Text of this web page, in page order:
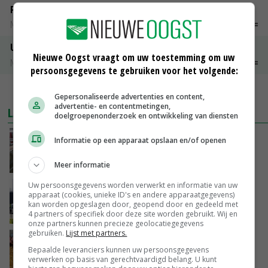
Peen
Noteringen
€ 26,00
Uien Middenmeer Geel 30-60% grof
Noteringen
€ 0,00~ € 0,00
LAATSTE NIEUWS
‘Door hittegolf is aantal terugkomers bij
VANDAAG, 06:19
Gemiddelde Europese melkprijs daalt licht in
juni
GISTEREN, 17:04
Frans onderzoekcentrum bestrijkt hele
varkensvleesketen
GISTEREN, 15:29
Nieuwe Oogst vraagt om uw toestemming om uw
persoonsgegevens te gebruiken voor het volgende:
Gepersonaliseerde advertenties en content,
advertentie- en contentmetingen,
doelgroepenonderzoek en ontwikkeling van diensten
Informatie op een apparaat opslaan en/of openen
Meer informatie
Uw persoonsgegevens worden verwerkt en informatie van uw
apparaat (cookies, unieke ID's en andere apparaatgegevens)
kan worden opgeslagen door, geopend door en gedeeld met
4 partners of specifiek door deze site worden gebruikt. Wij en
onze partners kunnen precieze geolocatiegegevens
gebruiken. Lijst met partners.
Bepaalde leveranciers kunnen uw persoonsgegevens
verwerken op basis van gerechtvaardigd belang. U kunt